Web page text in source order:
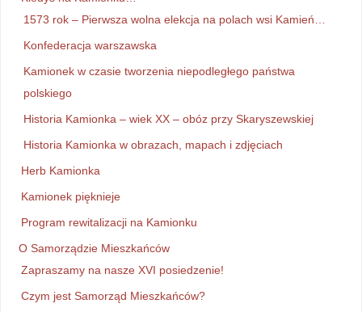
1573 rok – Pierwsza wolna elekcja na polach wsi Kamień…
Konfederacja warszawska
Kamionek w czasie tworzenia niepodległego państwa
polskiego
Historia Kamionka – wiek XX – obóz przy Skaryszewskiej
Historia Kamionka w obrazach, mapach i zdjęciach
Herb Kamionka
Kamionek pięknieje
Program rewitalizacji na Kamionku
O Samorządzie Mieszkańców
Zapraszamy na nasze XVI posiedzenie!
Czym jest Samorząd Mieszkańców?